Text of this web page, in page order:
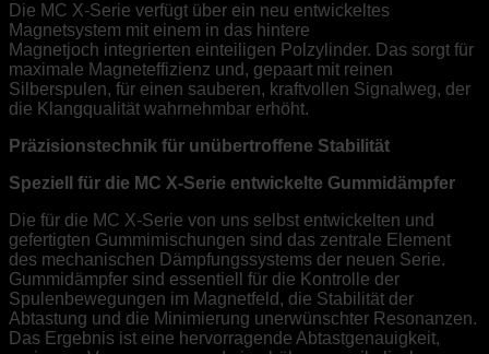
Die MC X-Serie verfügt über ein neu entwickeltes
Magnetsystem mit einem in das hintere
Magnetjoch integrierten einteiligen Polzylinder. Das sorgt für
maximale Magneteffizienz und, gepaart mit reinen
Silberspulen, für einen sauberen, kraftvollen Signalweg, der
die Klangqualität wahrnehmbar erhöht.
Präzisionstechnik für unübertroffene Stabilität
Speziell für die MC X-Serie entwickelte Gummidämpfer
Die für die MC X-Serie von uns selbst entwickelten und
gefertigten Gummimischungen sind das zentrale Element
des mechanischen Dämpfungssystems der neuen Serie.
Gummidämpfer sind essentiell für die Kontrolle der
Spulenbewegungen im Magnetfeld, die Stabilität der
Abtastung und die Minimierung unerwünschter Resonanzen.
Das Ergebnis ist eine hervorragende Abtastgenauigkeit,